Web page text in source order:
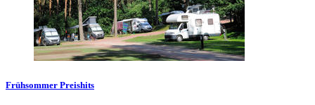
Frühsommer Preishits